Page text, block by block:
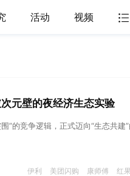
活动 视频
元壁的夜经济生态实验
”的竞争逻辑，正式迈向“生态共建
伊利 美团闪购 康师傅 红果